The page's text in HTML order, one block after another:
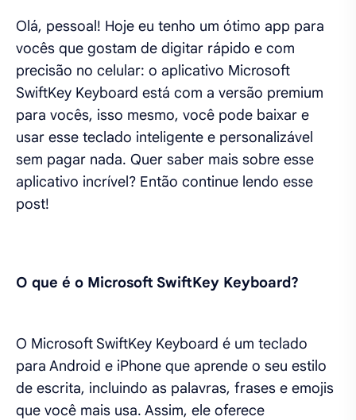
Olá, pessoal! Hoje eu tenho um ótimo app para
vocês que gostam de digitar rápido e com
precisão no celular: o aplicativo Microsoft
SwiftKey Keyboard está com a versão premium
para vocês, isso mesmo, você pode baixar e
usar esse teclado inteligente e personalizável
sem pagar nada. Quer saber mais sobre esse
aplicativo incrível? Então continue lendo esse
post!
O que é o Microsoft SwiftKey Keyboard?
O Microsoft SwiftKey Keyboard é um teclado
para Android e iPhone que aprende o seu estilo
de escrita, incluindo as palavras, frases e emojis
que você mais usa. Assim, ele oferece